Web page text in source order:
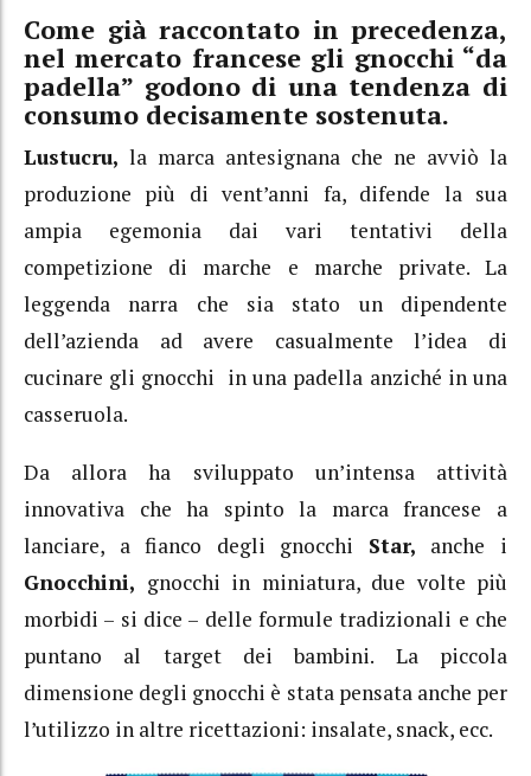
Come già raccontato in precedenza,
nel mercato francese gli gnocchi “da
padella” godono di una tendenza di
consumo decisamente sostenuta.
Lustucru, la marca antesignana che ne avviò la
produzione più di vent’anni fa, difende la sua
ampia egemonia dai vari tentativi della
competizione di marche e marche private. La
leggenda narra che sia stato un dipendente
dell’azienda ad avere casualmente l’idea di
cucinare gli gnocchi in una padella anziché in una
casseruola.
Da allora ha sviluppato un’intensa attività
innovativa che ha spinto la marca francese a
lanciare, a fianco degli gnocchi Star, anche i
Gnocchini, gnocchi in miniatura, due volte più
morbidi – si dice – delle formule tradizionali e che
puntano al target dei bambini. La piccola
dimensione degli gnocchi è stata pensata anche per
l’utilizzo in altre ricettazioni: insalate, snack, ecc.